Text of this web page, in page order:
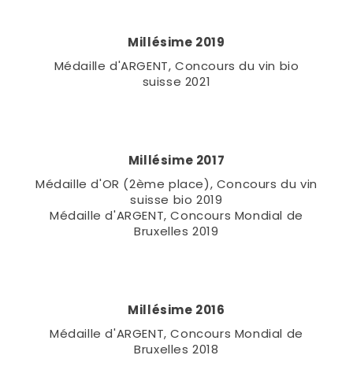
Millésime 2019
Médaille d'ARGENT, Concours du vin bio
suisse 2021
Millésime 2017
Médaille d'OR (2ème place), Concours du vin
suisse bio 2019
Médaille d'ARGENT, Concours Mondial de
Bruxelles 2019
Millésime 2016
Médaille d'ARGENT, Concours Mondial de
Bruxelles 2018